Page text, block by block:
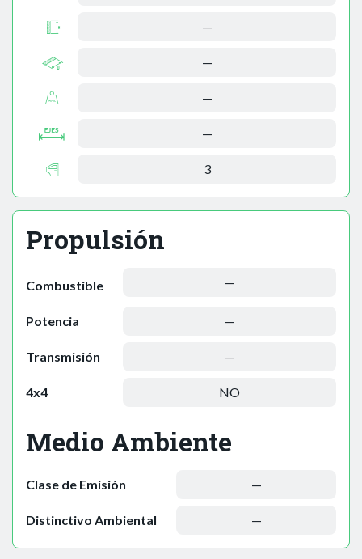
—
—
—
—
3
Propulsión
Combustible —
Potencia —
Transmisión —
4x4 NO
Medio Ambiente
Clase de Emisión —
Distinctivo Ambiental —